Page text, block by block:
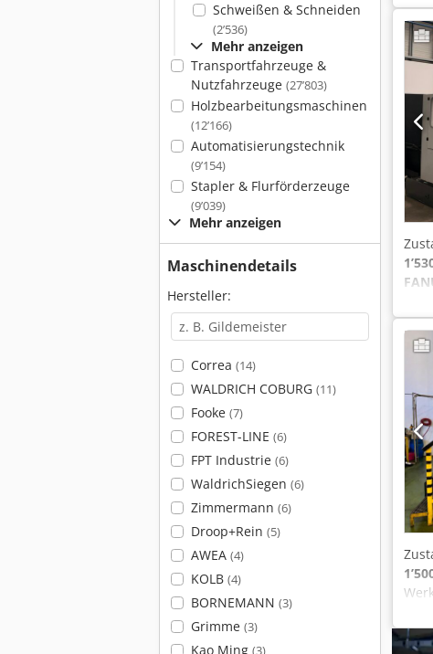
Schweißen & Schneiden
(2’536)
Mehr anzeigen
Transportfahrzeuge &
Nutzfahrzeuge (27’803)
Holzbearbeitungsmaschinen
(12’166)
Automatisierungstechnik
(9’154)
Stapler & Flurförderzeuge
(9’039)
Mehr anzeigen
Maschinendetails
Hersteller:
Correa (14)
WALDRICH COBURG (11)
Fooke (7)
FOREST-LINE (6)
FPT Industrie (6)
WaldrichSiegen (6)
Zimmermann (6)
Droop+Rein (5)
AWEA (4)
KOLB (4)
BORNEMANN (3)
Grimme (3)
Kao Ming (3)
Sie
5-
Z-
uns
von